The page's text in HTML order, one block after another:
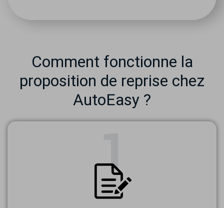
Comment fonctionne la
proposition de reprise chez
AutoEasy ?